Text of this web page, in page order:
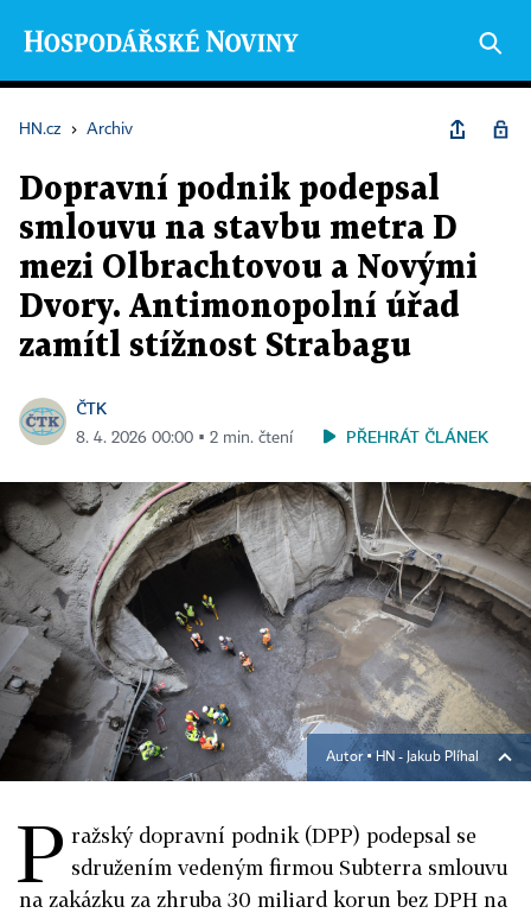
HN.cz › Archiv
Dopravní podnik podepsal
smlouvu na stavbu metra D
mezi Olbrachtovou a Novými
Dvory. Antimonopolní úřad
zamítl stížnost Strabagu
ČTK
8. 4. 2026 00:00 ▪ 2 min. čtení PŘEHRÁT ČLÁNEK
Autor ▪HN - Jakub Plíhal
P ražský dopravní podnik (DPP) podepsal se
sdružením vedeným firmou Subterra smlouvu
na zakázku za zhruba 30 miliard korun bez DPH na